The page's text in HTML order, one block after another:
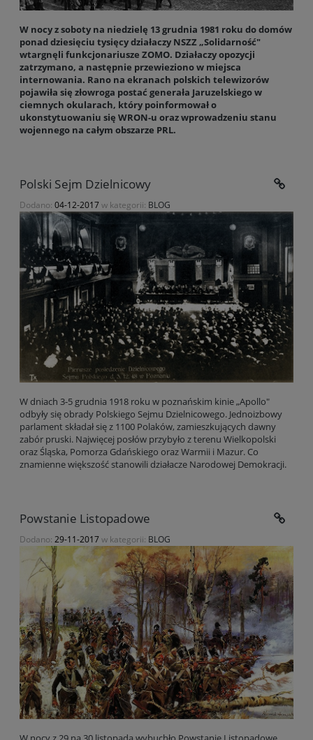
W nocy z soboty na niedzielę 13 grudnia 1981 roku do domów
ponad dziesięciu tysięcy działaczy NSZZ „Solidarność"
wtargnęli funkcjonariusze ZOMO. Działaczy opozycji
zatrzymano, a następnie przewieziono w miejsca
internowania. Rano na ekranach polskich telewizorów
pojawiła się złowroga postać generała Jaruzelskiego w
ciemnych okularach, który poinformował o
ukonstytuowaniu się WRON-u oraz wprowadzeniu stanu
wojennego na całym obszarze PRL.
Polski Sejm Dzielnicowy
Dodano: 04-12-2017w kategorii: BLOG
W dniach 3-5 grudnia 1918 roku w poznańskim kinie „Apollo"
odbyły się obrady Polskiego Sejmu Dzielnicowego. Jednoizbowy
parlament składał się z 1100 Polaków, zamieszkujących dawny
zabór pruski. Najwięcej posłów przybyło z terenu Wielkopolski
oraz Śląska, Pomorza Gdańskiego oraz Warmii i Mazur. Co
znamienne większość stanowili działacze Narodowej Demokracji.
Powstanie Listopadowe
Dodano: 29-11-2017w kategorii: BLOG